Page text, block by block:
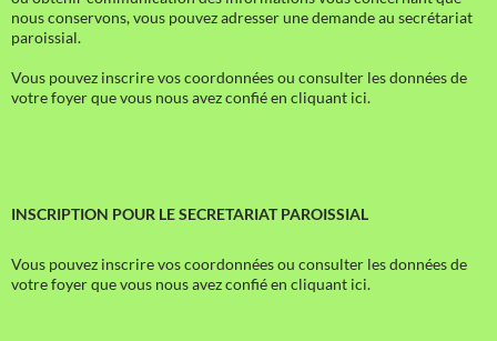
nous conservons, vous pouvez adresser une demande au secrétariat
paroissial.
Vous pouvez inscrire vos coordonnées ou consulter les données de
votre foyer que vous nous avez confié en cliquant ici.
INSCRIPTION POUR LE SECRETARIAT PAROISSIAL
Vous pouvez inscrire vos coordonnées ou consulter les données de
votre foyer que vous nous avez confié en cliquant ici.